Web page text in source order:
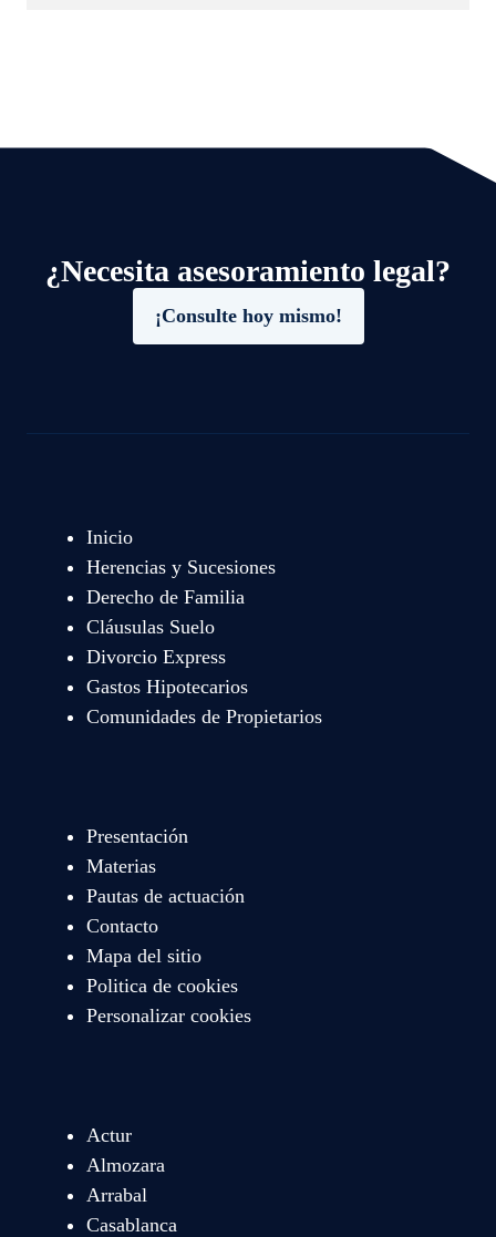
¿Necesita asesoramiento legal?
¡Consulte hoy mismo!
Inicio
Herencias y Sucesiones
Derecho de Familia
Cláusulas Suelo
Divorcio Express
Gastos Hipotecarios
Comunidades de Propietarios
Presentación
Materias
Pautas de actuación
Contacto
Mapa del sitio
Politica de cookies
Personalizar cookies
Actur
Almozara
Arrabal
Casablanca